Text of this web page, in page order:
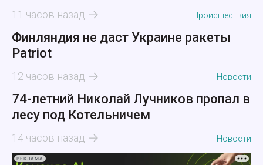
11 часов назад Происшествия
Финляндия не даст Украине ракеты
Patriot
12 часов назад Новости
74-летний Николай Лучников пропал в
лесу под Котельничем
14 часов назад Новости
РЕКЛАМА